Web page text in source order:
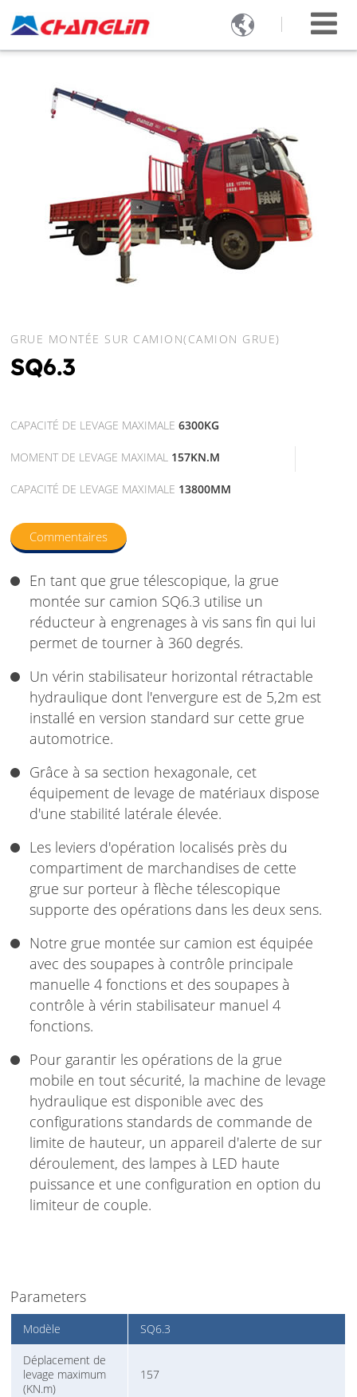

GRUE MONTÉE SUR CAMION(CAMION GRUE)
SQ6.3
CAPACITÉ DE LEVAGE MAXIMALE6300KG
MOMENT DE LEVAGE MAXIMAL 157KN.M
CAPACITÉ DE LEVAGE MAXIMALE 13800MM
Commentaires
En tant que grue télescopique, la grue
montée sur camion SQ6.3 utilise un
réducteur à engrenages à vis sans fin qui lui
permet de tourner à 360 degrés.
Un vérin stabilisateur horizontal rétractable
hydraulique dont l'envergure est de 5,2m est
installé en version standard sur cette grue
automotrice.
Grâce à sa section hexagonale, cet
équipement de levage de matériaux dispose
d'une stabilité latérale élevée.
Les leviers d'opération localisés près du
compartiment de marchandises de cette
grue sur porteur à flèche télescopique
supporte des opérations dans les deux sens.
Notre grue montée sur camion est équipée
avec des soupapes à contrôle principale
manuelle 4 fonctions et des soupapes à
contrôle à vérin stabilisateur manuel 4
fonctions.
Pour garantir les opérations de la grue
mobile en tout sécurité, la machine de levage
hydraulique est disponible avec des
configurations standards de commande de
limite de hauteur, un appareil d'alerte de sur
déroulement, des lampes à LED haute
puissance et une configuration en option du
limiteur de couple.
Parameters
Modèle SQ6.3
Déplacement de
levage maximum
(KN.m)
157